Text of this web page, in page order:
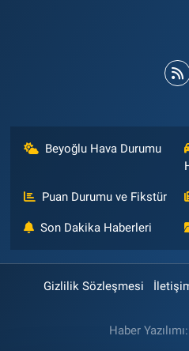
Beyoğlu Hava Durumu
Puan Durumu ve Fikstür
Son Dakika Haberleri
Gizlilik Sözleşmesi
Haber Yazılımı: